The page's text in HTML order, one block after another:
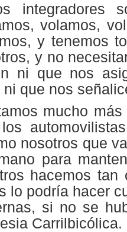
integradores
volamos,
y tenemos
y no
ni que nos
que nos
mucho
nosotros que
para
hacemos tan
lo podría hacer
si no se
Carrilbicólica.